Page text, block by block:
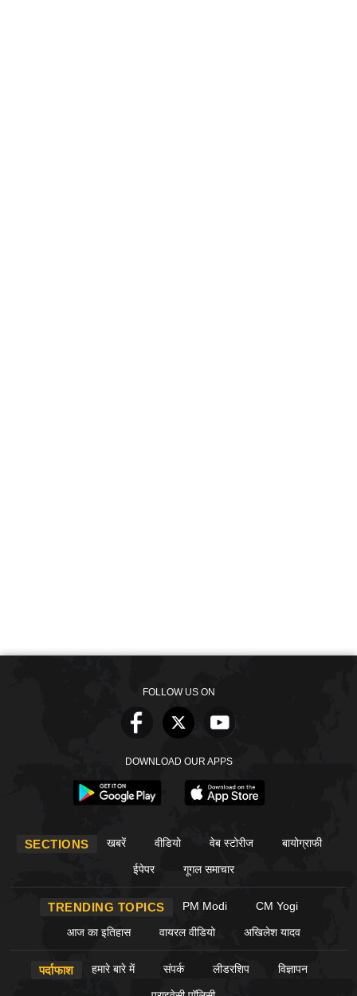
FOLLOW US ON
DOWNLOAD OUR APPS
SECTIONS खबरें वीडियो वेब स्टोरीज बायोग्राफी
ईपेपर गूगल समाचार
TRENDING TOPICS PM Modi CM Yogi
आज का इतिहास वायरल वीडियो अखिलेश यादव
पर्दाफाश हमारे बारे में संपर्क लीडरशिप विज्ञापन